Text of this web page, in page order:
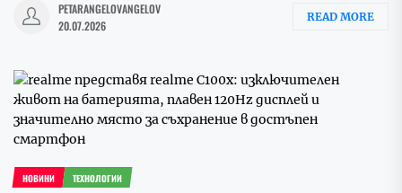
PETARANGELOVANGELOV
20.07.2026
READ MORE
НОВИНИ ТЕХНОЛОГИИ